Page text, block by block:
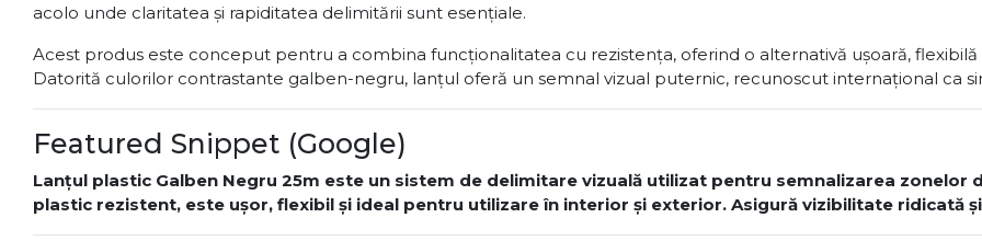
acolo unde claritatea și rapiditatea delimitării sunt esențiale.
Acest produs este conceput pentru a combina funcționalitatea cu rezistența, oferind o alternativă ușoară,
Datorită culorilor contrastante galben-negru, lanțul oferă un semnal vizual puternic, recunoscut internațional ca
Featured Snippet (Google)
Lanțul plastic Galben Negru 25m este un sistem de delimitare vizuală utilizat pentru semnalizarea
plastic rezistent, este ușor, flexibil și ideal pentru utilizare în interior și exterior. Asigură vizibilitate ridicată